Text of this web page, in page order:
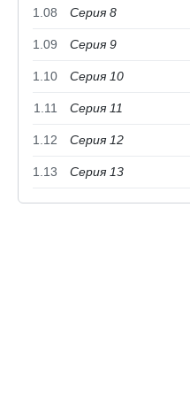
1.08 Серия 8
1.09 Серия 9
1.10 Серия 10
1.11 Серия 11
1.12 Серия 12
1.13 Серия 13